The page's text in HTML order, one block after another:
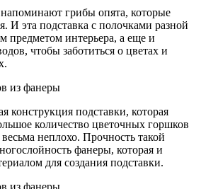
грибы опята, которые
И эта подставка с полочками разной
предметом интерьера, а еще и
чтобы заботиться о цветах и
конструкция подставки, которая
количество цветочных горшков
неплохо. Прочность такой
фанеры, которая и
для создания подставки.